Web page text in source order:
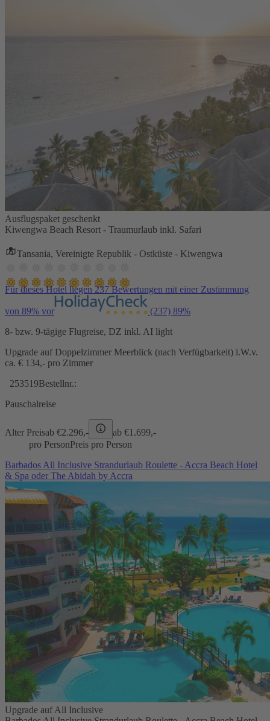
Ausflugspaket geschenkt
Kiwengwa Beach Resort - Traumurlaub inkl. Safari
Tansania, Vereinigte Republik - Ostküste - Kiwengwa
Für dieses Hotel liegen 237 Bewertungen mit einer Zustimmung
von 89% vor (237) 89%
8- bzw. 9-tägige Flugreise, DZ inkl. AI light
Upgrade auf Doppelzimmer Meerblick (nach Verfügbarkeit) i.W.v.
ca. € 134,- pro Zimmer
253519Bestellnr.:
Pauschalreise
Alter Preisab €2.296,- ab €1.699,-
pro PersonPreis pro Person
Barbados All Inclusive Strandurlaub Roulette - Accra Beach Hotel
& Spa oder The Abidah by Accra
Upgrade auf All Inclusive